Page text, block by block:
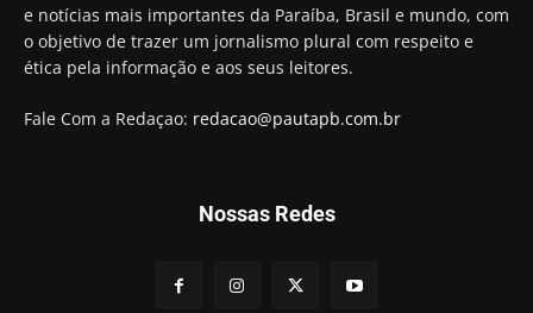
e notícias mais importantes da Paraíba, Brasil e mundo, com
o objetivo de trazer um jornalismo plural com respeito e
ética pela informação e aos seus leitores.
Fale Com a Redaçao: redacao@pautapb.com.br
Nossas Redes